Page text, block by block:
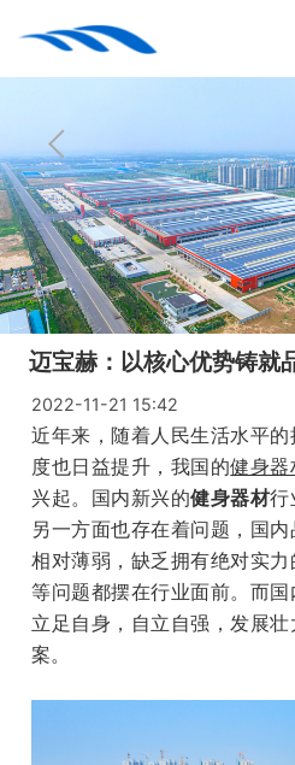
2022-11-21 15:42
近年来，随着人民生活水平
度也日益提升，我国的健身器
兴起。国内新兴的健身器材行
另一方面也存在着问题，国
相对薄弱，缺乏拥有绝对实
等问题都摆在行业面前。而
立足自身，自立自强，发展
案。